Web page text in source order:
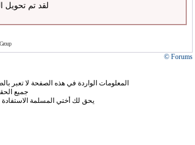
لقد تم تحويل
Forums ©
المعلومات الواردة في هذه الصفحة لا تعبر
جميع
يحق لك أختي المسلمة